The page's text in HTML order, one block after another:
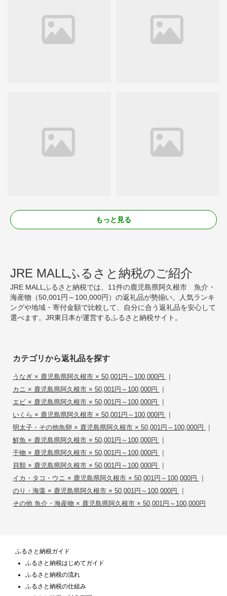
もっと見る
JRE MALLふるさと納税のご紹介
JRE MALLふるさと納税では、11件の鹿児島県阿久根市 魚介・
海産物（50,001円～100,000円）の返礼品が勢揃い。人気ランキ
ングや地域・寄付金額で比較して、自分に合う返礼品を安心して
選べます。JR東日本が運営するふるさと納税サイト。
カテゴリから返礼品を探す
うなぎ × 鹿児島県阿久根市 × 50,001円～100,000円 |
カニ × 鹿児島県阿久根市 × 50,001円～100,000円 |
エビ × 鹿児島県阿久根市 × 50,001円～100,000円 |
いくら × 鹿児島県阿久根市 × 50,001円～100,000円 |
明太子・その他魚卵 × 鹿児島県阿久根市 × 50,001円～100,000円 |
鮮魚 × 鹿児島県阿久根市 × 50,001円～100,000円 |
干物 × 鹿児島県阿久根市 × 50,001円～100,000円 |
貝類 × 鹿児島県阿久根市 × 50,001円～100,000円 |
イカ・タコ・ウニ × 鹿児島県阿久根市 × 50,001円～100,000円 |
のり・海藻 × 鹿児島県阿久根市 × 50,001円～100,000円 |
その他 魚介・海産物 × 鹿児島県阿久根市 × 50,001円～100,000円
ふるさと納税ガイド
ふるさと納税はじめてガイド
ふるさと納税の流れ
ふるさと納税の仕組み